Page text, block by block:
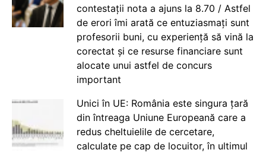
contestații nota a ajuns la 8.70 / Astfel
de erori îmi arată ce entuziasmați sunt
profesorii buni, cu experiență să vină la
corectat și ce resurse financiare sunt
alocate unui astfel de concurs
important
Unici în UE: România este singura țară
din întreaga Uniune Europeană care a
redus cheltuielile de cercetare,
calculate pe cap de locuitor, în ultimul